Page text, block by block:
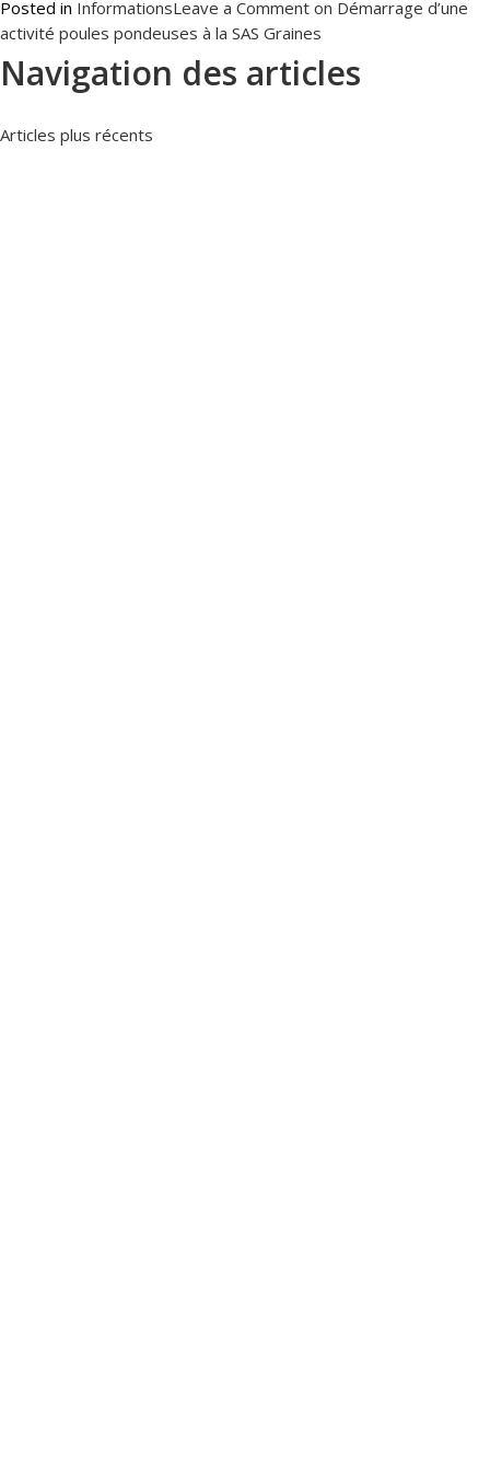
Posted in InformationsLeave a Comment on Démarrage d’une
activité poules pondeuses à la SAS Graines
Navigation des articles
Articles plus récents